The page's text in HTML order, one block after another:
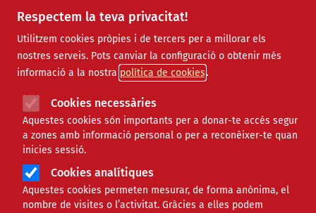
Respectem la teva privacitat!
Utilitzem cookies pròpies i de tercers per a millorar els
nostres serveis. Pots canviar la configuració o obtenir més
informació a la nostra política de cookies
Cookies necessàries
Aquestes cookies són importants per a donar-te accés segur
a zones amb informació personal o per a reconèixer-te quan
inicies sessió.
Cookies analítiques
Aquestes cookies permeten mesurar, de forma anònima, el
nombre de visites o l’activitat. Gràcies a elles podem
Recursos
Tots | Econòmic | Jurídic | Projectes | Tecnològic |
Formació | Finançament | Biblioteca |
Ofertes de feina
Webinars